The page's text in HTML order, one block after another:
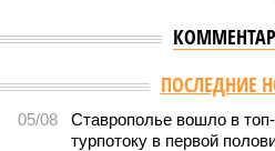
ПОСЛЕДНИЕ
05/08
Ставрополье вошло в
турпотоку в первой